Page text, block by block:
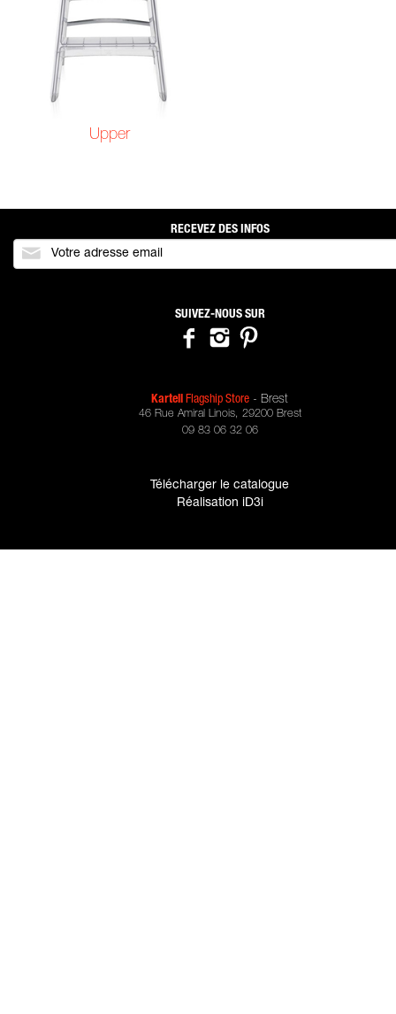
Upper
RECEVEZ DES INFOS
SUIVEZ-NOUS SUR
KartellFlagship Store - Brest
46 Rue Amiral Linois, 29200 Brest
09 83 06 32 06
Télécharger le catalogue
Réalisation iD3i